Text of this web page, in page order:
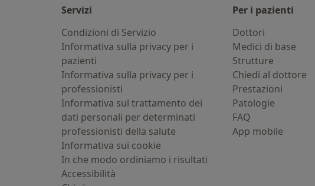
Servizi
Condizioni di Servizio
Informativa sulla privacy per i
pazienti
Informativa sulla privacy per i
professionisti
Informativa sul trattamento dei
dati personali per determinati
professionisti della salute
Informativa sui cookie
In che modo ordiniamo i risultati
Accessibilità
Per i pazienti
Dottori
Medici di base
Strutture
Chiedi al dottore
Prestazioni
Patologie
FAQ
App mobile